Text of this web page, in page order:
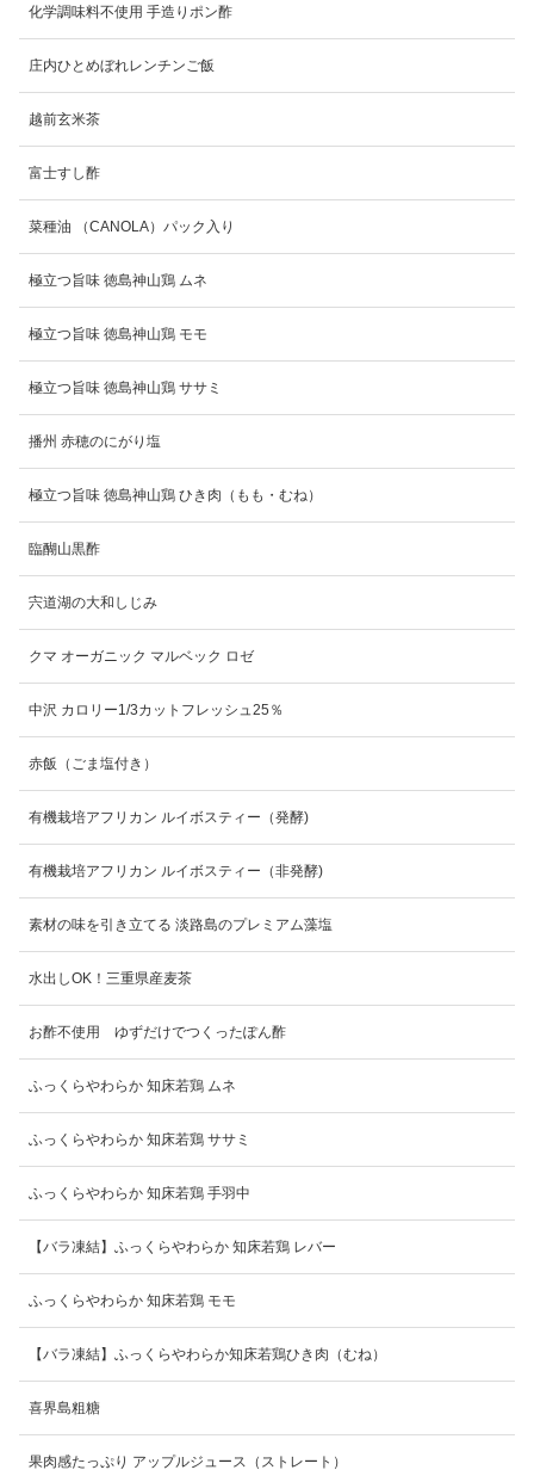
化学調味料不使用 手造りポン酢
庄内ひとめぼれレンチンご飯
越前玄米茶
富士すし酢
菜種油 （CANOLA）パック入り
極立つ旨味 徳島神山鶏 ムネ
極立つ旨味 徳島神山鶏 モモ
極立つ旨味 徳島神山鶏 ササミ
播州 赤穂のにがり塩
極立つ旨味 徳島神山鶏 ひき肉（もも・むね）
臨醐山黒酢
宍道湖の大和しじみ
クマ オーガニック マルベック ロゼ
中沢 カロリー1/3カットフレッシュ25％
赤飯（ごま塩付き）
有機栽培アフリカン ルイボスティー（発酵)
有機栽培アフリカン ルイボスティー（非発酵)
素材の味を引き立てる 淡路島のプレミアム藻塩
水出しOK！三重県産麦茶
お酢不使用 ゆずだけでつくったぽん酢
ふっくらやわらか 知床若鶏 ムネ
ふっくらやわらか 知床若鶏 ササミ
ふっくらやわらか 知床若鶏 手羽中
【バラ凍結】ふっくらやわらか 知床若鶏 レバー
ふっくらやわらか 知床若鶏 モモ
【バラ凍結】ふっくらやわらか知床若鶏ひき肉（むね）
喜界島粗糖
果肉感たっぷり アップルジュース（ストレート）